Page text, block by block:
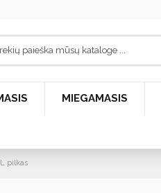
MIEGAMASIS
pilkas